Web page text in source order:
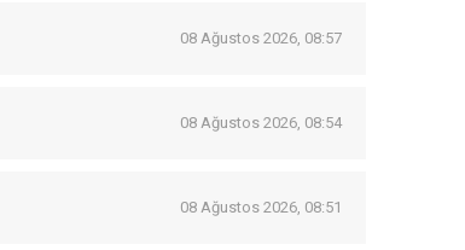
08 Ağustos 2026, 08:57
08 Ağustos 2026, 08:54
08 Ağustos 2026, 08:51